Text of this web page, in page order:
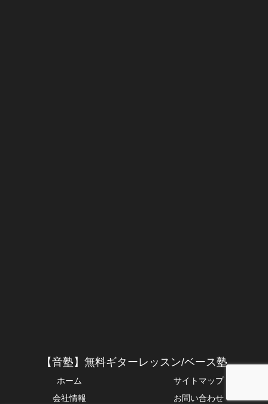
【音塾】無料ギターレッスン/ベース塾
ホーム
サイトマップ
会社情報
お問い合わせ